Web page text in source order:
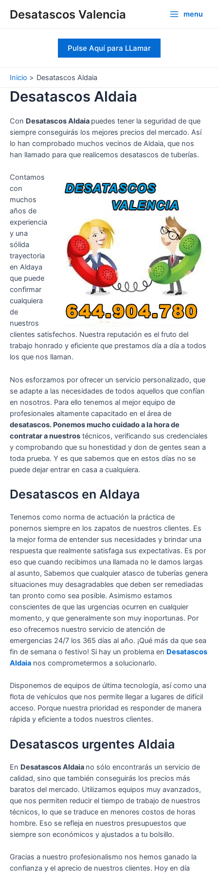
Desatascos Valencia menu
Pulse Aquí para LLamar
Inicio Desatascos Aldaia
Desatascos Aldaia
Con Desatascos Aldaia puedes tener la seguridad de que
siempre conseguirás los mejores precios del mercado. Así
lo han comprobado muchos vecinos de Aldaia, que nos
han llamado para que realicemos desatascos de tuberías.
Contamos
con
muchos
años de
experiencia
y una
sólida
trayectoria
en Aldaya
que puede
confirmar
cualquiera
de
nuestros
clientes satisfechos. Nuestra reputación es el fruto del
trabajo honrado y eficiente que prestamos día a día a todos
los que nos llaman.
Nos esforzamos por ofrecer un servicio personalizado, que
se adapte a las necesidades de todos aquellos que confían
en nosotros. Para ello tenemos al mejor equipo de
profesionales altamente capacitado en el área de
desatascos. Ponemos mucho cuidado a la hora de
contratar a nuestros técnicos, verificando sus credenciales
y comprobando que su honestidad y don de gentes sean a
toda prueba. Y es que sabemos que en estos días no se
puede dejar entrar en casa a cualquiera.
Desatascos en Aldaya
Tenemos como norma de actuación la práctica de
ponernos siempre en los zapatos de nuestros clientes. Es
la mejor forma de entender sus necesidades y brindar una
respuesta que realmente satisfaga sus expectativas. Es por
eso que cuando recibimos una llamada no le damos largas
al asunto, Sabemos que cualquier atasco de tuberías genera
situaciones muy desagradables que deben ser remediadas
tan pronto como sea posible. Asimismo estamos
conscientes de que las urgencias ocurren en cualquier
momento, y que generalmente son muy inoportunas. Por
eso ofrecemos nuestro servicio de atención de
emergencias 24/7 los 365 días al año. ¡Qué más da que sea
fin de semana o festivo! Si hay un problema en Desatascos
Aldaia nos comprometermos a solucionarlo.
Disponemos de equipos de última tecnología, así como una
flota de vehículos que nos permite llegar a lugares de difícil
acceso. Porque nuestra prioridad es responder de manera
rápida y eficiente a todos nuestros clientes.
Desatascos urgentes Aldaia
En Desatascos Aldaia no sólo encontrarás un servicio de
calidad, sino que también conseguirás los precios más
baratos del mercado. Utilizamos equipos muy avanzados,
que nos permiten reducir el tiempo de trabajo de nuestros
técnicos, lo que se traduce en menores costos de horas
hombre. Eso se refleja en nuestros presupuestos que
siempre son económicos y ajustados a tu bolsillo.
Gracias a nuestro profesionalismo nos hemos ganado la
confianza y el aprecio de nuestros clientes. Hoy en día